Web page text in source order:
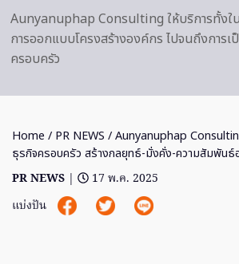
Aunyanuphap Consulting ให้บริการทั้งใ
การออกแบบโครงสร้างองค์กร ไปจนถึงการ
ครอบครัว
Home / PR NEWS / Aunyanuphap
ธุรกิจครอบครัว สร้างกลยุทธ์-มั่งคั่ง-ความสัมพันธ์
PR NEWS |
17 พ.ค. 2025
แบ่งปัน